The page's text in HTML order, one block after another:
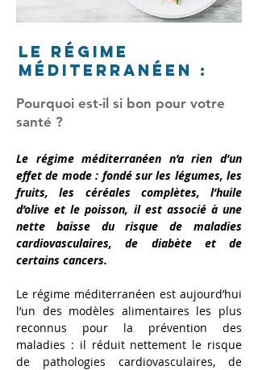
Le régime
méditerranéen :
Pourquoi est-il si bon pour votre
santé ?
Le régime méditerranéen n’a rien d’un
effet de mode : fondé sur les légumes, les
fruits, les céréales complètes, l’huile
d’olive et le poisson, il est associé à une
nette baisse du risque de maladies
cardiovasculaires, de diabète et de
certains cancers.
Le régime méditerranéen est aujourd’hui
l’un des modèles alimentaires les plus
reconnus pour la prévention des
maladies : il réduit nettement le risque
de pathologies cardiovasculaires, de